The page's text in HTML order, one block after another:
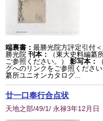
端裏書：最勝光院方評定引付
勝光院 刊本：
（東大史料編纂
ご参照ください。）
影写本：
グへのリンクをご参照ください
纂所ユニオンカタログ...
廿一口奉行合点状
天地之部/49/1/ 永禄3年12月日